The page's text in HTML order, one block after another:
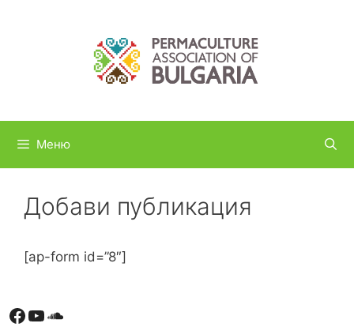
Меню
Добави публикация
[ap-form id=”8″]
Facebook
YouTube
Soundcloud